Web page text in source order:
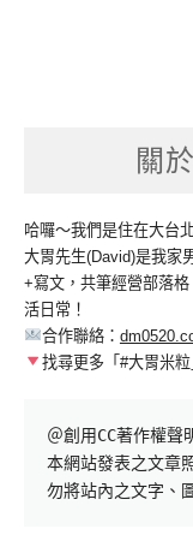
關
哈囉～我們是住在大台
大胃先生(David)是我家
+寫文，共筆經營部落
活日常！
合作聯絡：
找尋更多「#大胃米
＠創用CC著作權聲
本網站發表之文章
勿將站內之文字、